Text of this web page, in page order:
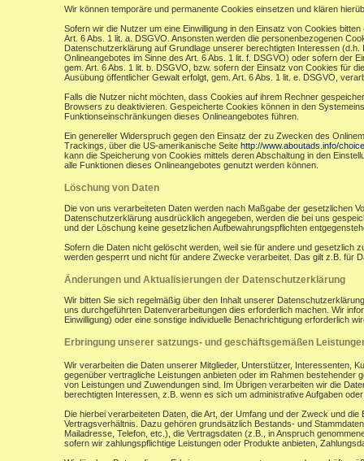
Wir können temporäre und permanente Cookies einsetzen und klären
Sofern wir die Nutzer um eine Einwilligung in den Einsatz von Cookies
Art. 6 Abs. 1 lit. a. DSGVO. Ansonsten werden die personenbezogenen
Datenschutzerklärung auf Grundlage unserer berechtigten Interessen
Onlineangebotes im Sinne des Art. 6 Abs. 1 lit. f. DSGVO) oder sofern der
gem. Art. 6 Abs. 1 lit. b. DSGVO, bzw. sofern der Einsatz von Cookies für
Ausübung öffentlicher Gewalt erfolgt, gem. Art. 6 Abs. 1 lit. e. DSGVO,
Falls die Nutzer nicht möchten, dass Cookies auf ihrem Rechner
Browsers zu deaktivieren. Gespeicherte Cookies können in den
Funktionseinschränkungen dieses Onlineangebotes führen.
Ein genereller Widerspruch gegen den Einsatz der zu Zwecken des
Trackings, über die US-amerikanische Seite http://www.aboutads.info/
kann die Speicherung von Cookies mittels deren Abschaltung in den
alle Funktionen dieses Onlineangebotes genutzt werden können.
Löschung von Daten
Die von uns verarbeiteten Daten werden nach Maßgabe der gesetzlichen
Datenschutzerklärung ausdrücklich angegeben, werden die bei uns
und der Löschung keine gesetzlichen Aufbewahrungspflichten
Sofern die Daten nicht gelöscht werden, weil sie für andere und gesetzlich
werden gesperrt und nicht für andere Zwecke verarbeitet. Das gilt z.B. für
Änderungen und Aktualisierungen der Datenschutzerklärung
Wir bitten Sie sich regelmäßig über den Inhalt unserer
uns durchgeführten Datenverarbeitungen dies erforderlich machen. Wir
Einwilligung) oder eine sonstige individuelle Benachrichtigung erforderlich
Erbringung unserer satzungs- und geschäftsgemäßen
Wir verarbeiten die Daten unserer Mitglieder, Unterstützer, Interessenten,
gegenüber vertragliche Leistungen anbieten oder im Rahmen
von Leistungen und Zuwendungen sind. Im Übrigen verarbeiten wir die
berechtigten Interessen, z.B. wenn es sich um administrative Aufgaben
Die hierbei verarbeiteten Daten, die Art, der Umfang und der Zweck und
Vertragsverhältnis. Dazu gehören grundsätzlich Bestands- und
Mailadresse, Telefon, etc.), die Vertragsdaten (z.B., in Anspruch
sofern wir zahlungspflichtige Leistungen oder Produkte anbieten,